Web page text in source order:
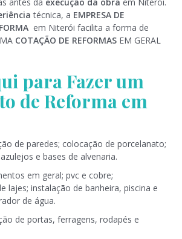
técnica, a EMPRESA DE
em Niterói facilita a forma de
COTAÇÃO DE REFORMAS EM GERAL
para Fazer um
de Reforma em
de paredes; colocação de porcelanato;
e bases de alvenaria.
em geral; pvc e cobre;
lajes; instalação de banheira, piscina e
de água.
de portas, ferragens, rodapés e